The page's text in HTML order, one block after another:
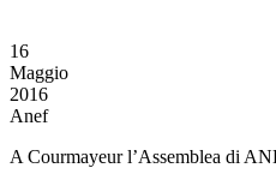
16
Maggio
2016
Anef
A Courmayeur l’Assemblea di